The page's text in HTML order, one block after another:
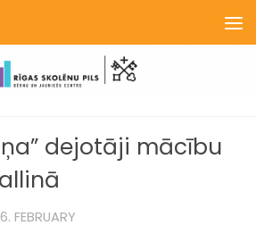
dejotāji mācību
FEBRUARY